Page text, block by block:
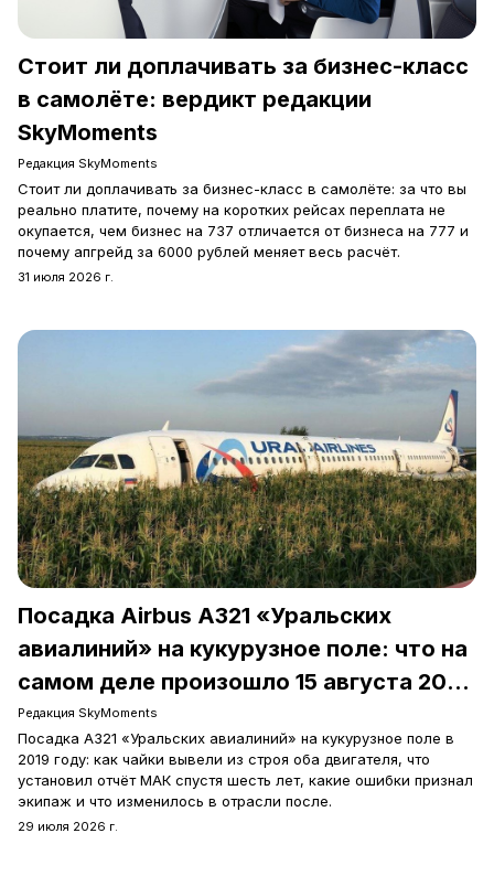
Стоит ли доплачивать за бизнес-класс
в самолёте: вердикт редакции
SkyMoments
Редакция SkyMoments
Стоит ли доплачивать за бизнес-класс в самолёте: за что вы
реально платите, почему на коротких рейсах переплата не
окупается, чем бизнес на 737 отличается от бизнеса на 777 и
почему апгрейд за 6000 рублей меняет весь расчёт.
31 июля 2026 г.
Посадка Airbus A321 «Уральских
авиалиний» на кукурузное поле: что на
самом деле произошло 15 августа 2019
года
Редакция SkyMoments
Посадка A321 «Уральских авиалиний» на кукурузное поле в
2019 году: как чайки вывели из строя оба двигателя, что
установил отчёт МАК спустя шесть лет, какие ошибки признал
экипаж и что изменилось в отрасли после.
29 июля 2026 г.